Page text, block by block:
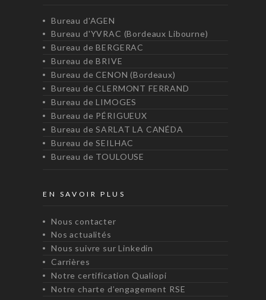
Bureau d'AGEN
Bureau d'YVRAC (Bordeaux Libourne)
Bureau de BERGERAC
Bureau de BRIVE
Bureau de CENON (Bordeaux)
Bureau de CLERMONT FERRAND
Bureau de LIMOGES
Bureau de PÉRIGUEUX
Bureau de SARLAT LA CANÉDA
Bureau de SEILHAC
Bureau de TOULOUSE
EN SAVOIR PLUS
Nous contacter
Nos actualités
Nous suivre sur Linkedin
Carrières
Notre certification Qualiopi
Notre charte d’engagement RSE